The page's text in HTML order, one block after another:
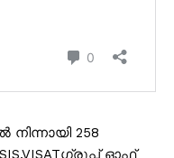
258
ഓഫ്